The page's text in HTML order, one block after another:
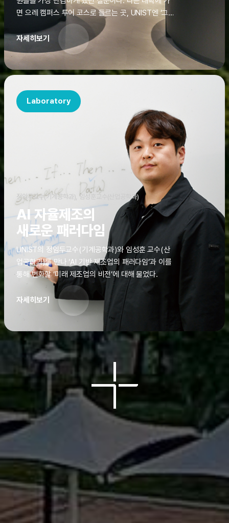
면 으레 캠퍼스 투어 코스로 들르는 곳, UNIST엔 ‘그
것’이 없었다. 학교 탐방을 왔던 고등학생도, 자녀를 방
문하러 온 학부모도 빈손으로 돌려보내야 했던 아쉬움
을 달래줄 공간이 ‘유니크 스토어(UNIQUE
STORE)’라는 이름으로 지난해 11월 문을 열었다.
자세히보기
Laboratory
정임두교수(기계공학과), 임성훈교수(산업공학과)
AI 자율제조의
새로운 패러다임
UNIST의 정임두교수(기계공학과)와 임성훈 교수(산
업공학과)를 만나 ‘AI 기반 제조업의 패러다임’과 이를
통해 변화할 ‘미래 제조업의 비전’에 대해 물었다.
자세히보기